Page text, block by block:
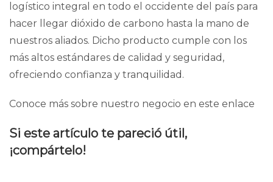
logístico integral en todo el occidente del país para
hacer llegar dióxido de carbono hasta la mano de
nuestros aliados. Dicho producto cumple con los
más altos estándares de calidad y seguridad,
ofreciendo confianza y tranquilidad.
Conoce más sobre nuestro negocio en este enlace
Si este artículo te pareció útil,
¡compártelo!